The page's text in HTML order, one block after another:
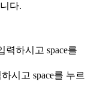
다.
력하시고 space를
시고 space를 누르